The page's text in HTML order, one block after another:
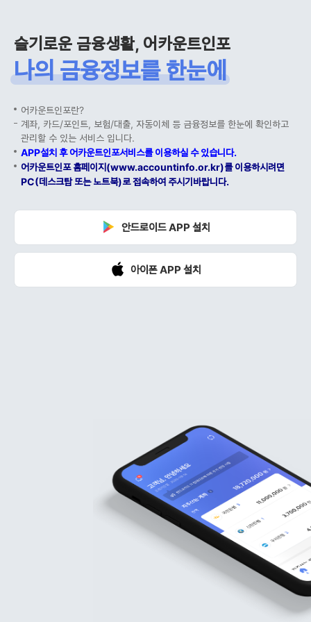
슬기로운 금융생활, 어카운트인포
나의 금융정보를 한눈에
어카운트인포란?
계좌, 카드/포인트, 보험/대출, 자동이체 등 금융정보를 한눈에 확인하고
관리할 수 있는 서비스 입니다.
APP설치 후 어카운트인포서비스를 이용하실 수 있습니다.
어카운트인포 홈페이지(www.accountinfo.or.kr)를 이용하시려면
PC(데스크탑 또는 노트북)로 접속하여 주시기바랍니다.
안드로이드 APP 설치
아이폰 APP 설치